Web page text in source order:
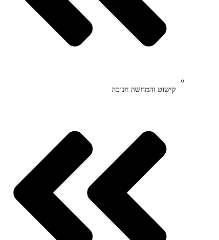
קישוט והמחשה חנוכה